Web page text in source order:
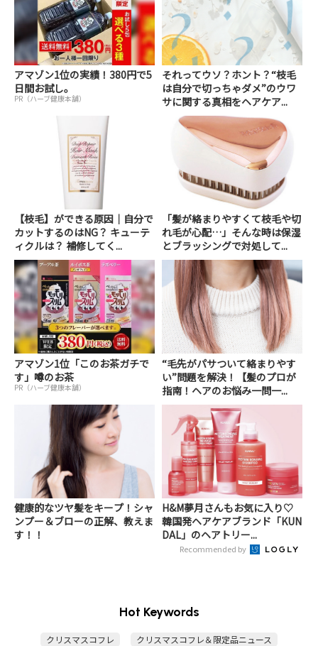
アマゾン1位の実績！380円で5
日間お試し。
PR（ハーブ健康本舗）
それってウソ？ホント？“枝毛
は自分で切っちゃダメ”のウワ
サに関する真相をヘアケア...
【枝毛】ができる原因│自分で
カットするのはNG？ キューテ
ィクルは？ 補修してく...
「髪が絡まりやすくて枝毛や切
れ毛が心配…」そんな時は保湿
とブラッシングで対処して...
アマゾン1位「このお茶ガチで
す」噂のお茶
PR（ハーブ健康本舗）
“毛先がパサついて絡まりやす
い”問題を解決！【髪のプロが
指南！ヘアのお悩み一問一...
健康的なツヤ髪をキープ！シャ
ンプー＆ブローの正解、教えま
す！！
H&M夢月さんもお気に入り♡
韓国発ヘアケアブランド「KUN
DAL」のヘアトリー...
Recommended by
Hot Keywords
クリスマスコフレ
クリスマスコフレ＆限定品ニュース